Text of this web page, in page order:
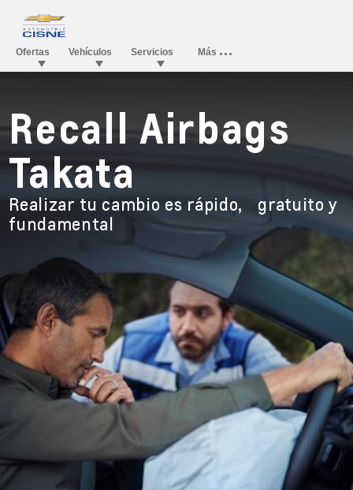
Recall Airbags
Takata
Realizar tu cambio es rápido, gratuito y
fundamental